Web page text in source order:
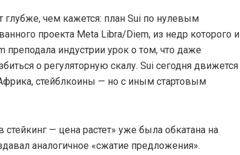
глубже, чем кажется: план Sui по нулевым
проекта Meta Libra/Diem, из недр которого и
индустрии урок о том, что даже
о регуляторную скалу. Sui сегодня движется
стейблкоины — но с иным стартовым
— цена растет» уже была обкатана на
аналогичное «сжатие предложения».